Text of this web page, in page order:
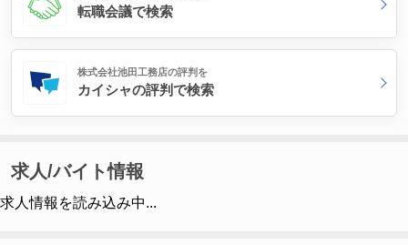
転職会議で検索
株式会社池田工務店の評判を
カイシャの評判で検索
求人/バイト情報
求人情報を読み込み中...